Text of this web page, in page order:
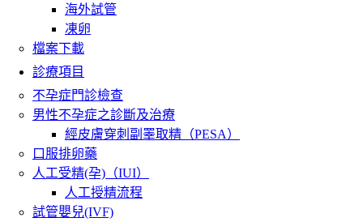
海外試管
凍卵
檔案下載
診療項目
不孕症門診檢查
男性不孕症之診斷及治療
經皮膚穿刺副睪取精（PESA）
口服排卵藥
人工受精(孕)（IUI）
人工授精流程
試管嬰兒(IVF)